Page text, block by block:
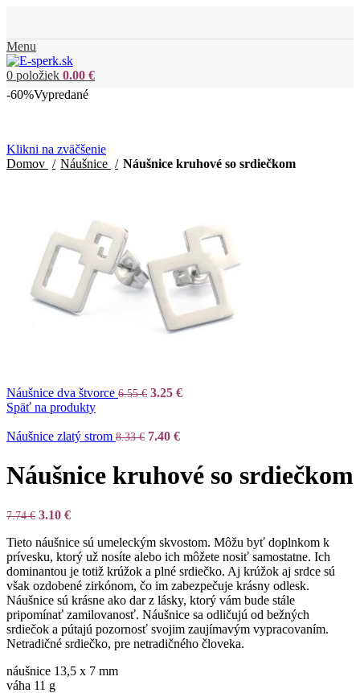
Menu
0 položiek 0.00 €
-60%Vypredané
Klikni na zväčšenie
Domov
Náušnice Náušnice kruhové so srdiečkom
Náušnice dva štvorce 6.55€ 3.25 €
Späť na produkty
Náušnice zlatý strom 8.33€ 7.40 €
Náušnice kruhové so srdiečkom
7.74€ 3.10 €
Tieto náušnice sú umeleckým skvostom. Môžu byť doplnkom k
prívesku, ktorý už nosíte alebo ich môžete nosiť samostatne. Ich
dominantou je totiž krúžok a plné srdiečko. Aj krúžok aj srdce sú
však ozdobené zirkónom, čo im zabezpečuje krásny odlesk.
Náušnice sú krásne ako dar z lásky, ktorý vám bude stále
pripomínať zamilovanosť. Náušnice sa odličujú od bežných
srdiečok a pútajú pozornosť svojim zaujímavým vypracovaním.
Netradičné srdiečko, pre netradičného človeka.
náušnice 13,5 x 7 mm
váha 11 g